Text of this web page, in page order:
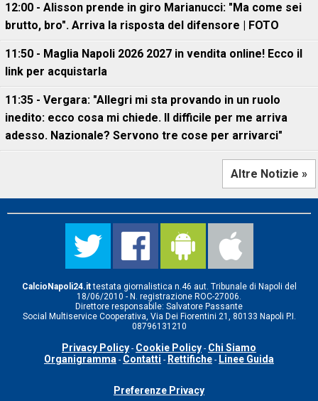
12:00 - Alisson prende in giro Marianucci: "Ma come sei
brutto, bro". Arriva la risposta del difensore | FOTO
11:50 - Maglia Napoli 2026 2027 in vendita online! Ecco il
link per acquistarla
11:35 - Vergara: "Allegri mi sta provando in un ruolo
inedito: ecco cosa mi chiede. Il difficile per me arriva
adesso. Nazionale? Servono tre cose per arrivarci"
Altre Notizie »
CalcioNapoli24.ittestata giornalistica n.46 aut. Tribunale di Napoli del
18/06/2010 - N. registrazione ROC-27006.
Direttore responsabile: Salvatore Passante
Social Multiservice Cooperativa, Via Dei Fiorentini 21, 80133 Napoli P.I.
08796131210
Privacy Policy - Cookie Policy - Chi Siamo
Organigramma - Contatti - Rettifiche - Linee Guida
Preferenze Privacy